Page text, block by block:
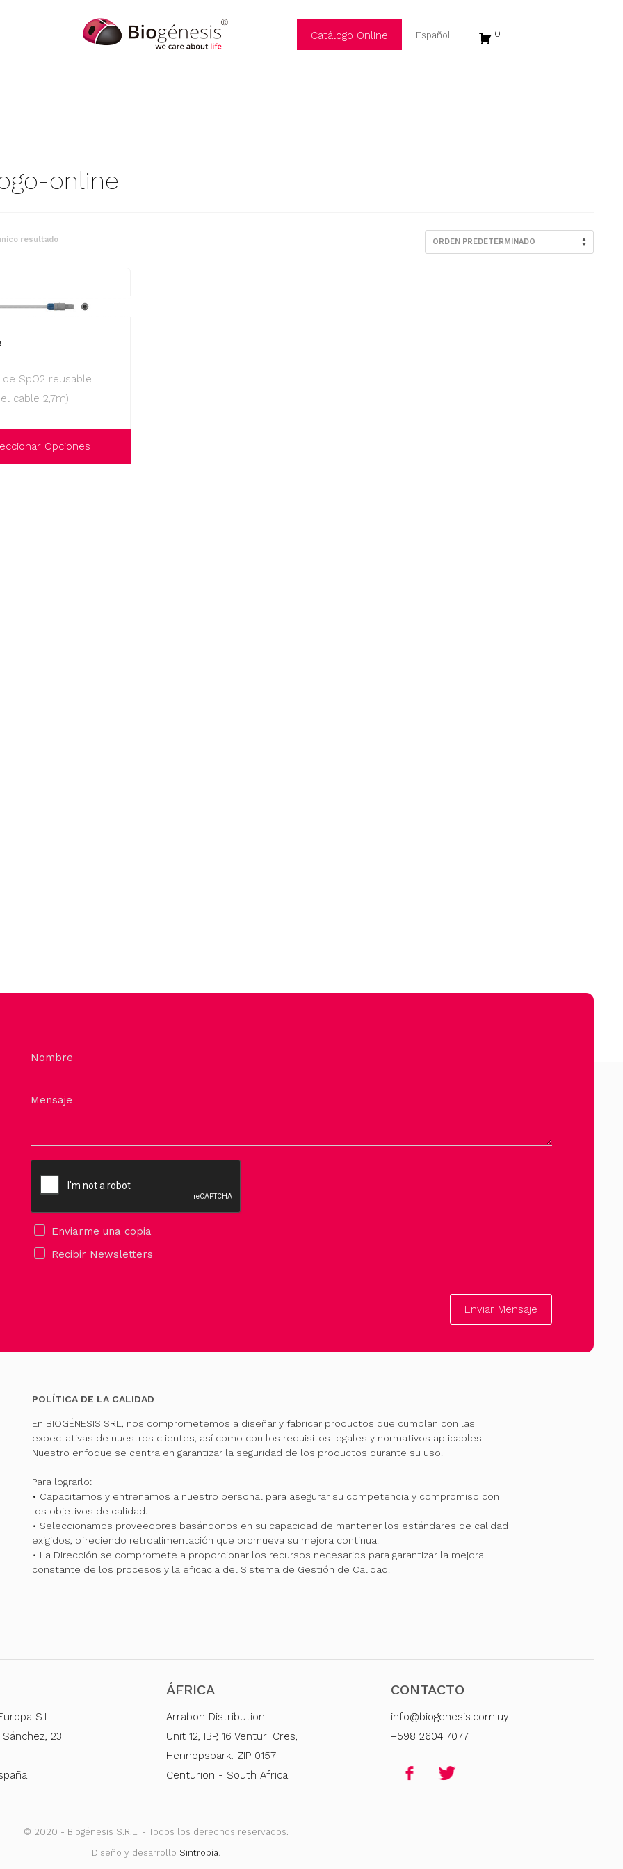
Catálogo Online 0
online
resultado
SpO2 reusable
cable 2,7m).
Opciones
Nombre
Mensaje
Enviarme una copia
Recibir Newsletters
Enviar Mensaje
POLÍTICA DE LA CALIDAD
En BIOGÉNESIS SRL, nos comprometemos a diseñar y fabricar productos que cumplan con las
expectativas de nuestros clientes, así como con los requisitos legales y normativos aplicables.
Nuestro enfoque se centra en garantizar la seguridad de los productos durante su uso.
Para lograrlo:
• Capacitamos y entrenamos a nuestro personal para asegurar su competencia y compromiso con
los objetivos de calidad.
• Seleccionamos proveedores basándonos en su capacidad de mantener los estándares de calidad
exigidos, ofreciendo retroalimentación que promueva su mejora continua.
• La Dirección se compromete a proporcionar los recursos necesarios para garantizar la mejora
constante de los procesos y la eficacia del Sistema de Gestión de Calidad.
S.L.
23
ÁFRICA
Arrabon Distribution
Unit 12, IBP, 16 Venturi Cres,
Hennopspark. ZIP 0157
Centurion - South Africa
CONTACTO
info@biogenesis.com.uy
+598 2604 7077
© 2020 - Biogénesis S.R.L. - Todos los derechos reservados.
Diseño y desarrollo Sintropía